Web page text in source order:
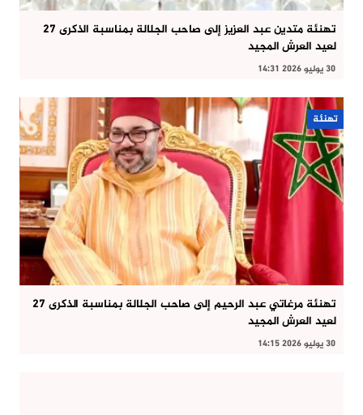
تهنئة متدين عبد العزيز إلى صاحب الجلالة بمناسبة الذكرى 27
لعيد العرش المجيد
30 يوليو 2026 14:31
تهنئة
تهنئة مرغاتي عبد الرحيم إلى صاحب الجلالة بمناسبة الذكرى 27
لعيد العرش المجيد
30 يوليو 2026 14:15